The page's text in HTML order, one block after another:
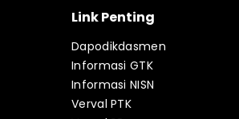
Link Penting
Dapodikdasmen
Informasi GTK
Informasi NISN
Verval PTK